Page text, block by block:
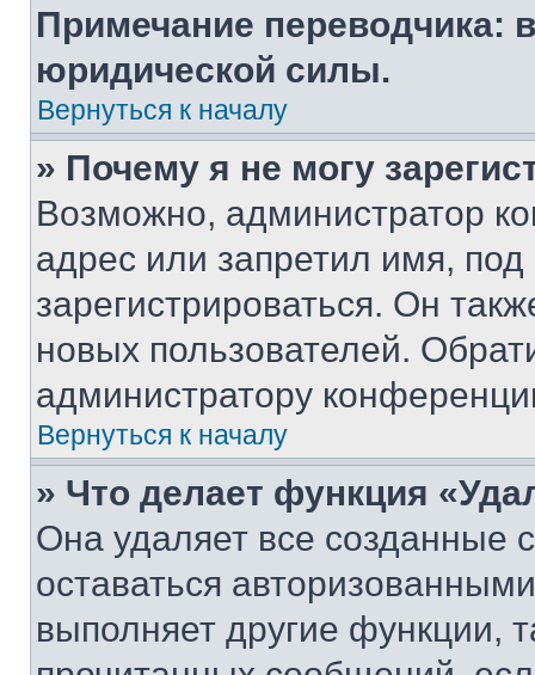
Примечание переводчика:
юридической силы.
Вернуться к началу
» Почему я не могу
Возможно, администратор
адрес или запретил имя,
зарегистрироваться. Он
новых пользователей.
администратору
Вернуться к началу
» Что делает функция
Она удаляет все созданные
оставаться
выполняет другие функции,